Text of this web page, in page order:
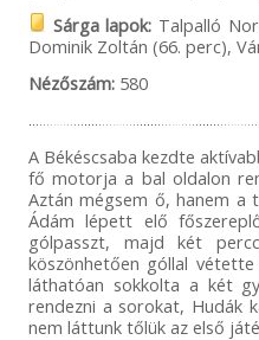
Sárga lapok: Talpalló
Dominik Zoltán (66. perc),
Nézőszám:580
A Békéscsaba kezdte
fő motorja a bal oldalon
Aztán mégsem ő, hanem a
Ádám lépett elő
gólpasszt, majd két
köszönhetően góllal
láthatóan sokkolta a két
rendezni a sorokat, Hudák
nem láttunk tőlük az első